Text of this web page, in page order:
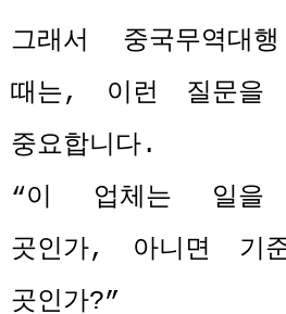
그래서 중국무역대
때는, 이런 질문을
중요합니다.
“이 업체는 일을
곳인가, 아니면 기
곳인가?”